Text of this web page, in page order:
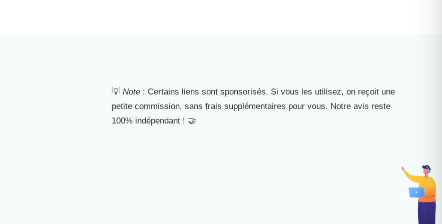
💡 Note : Certains liens sont sponsorisés. Si vous les utilisez, on reçoit une
petite commission, sans frais supplémentaires pour vous. Notre avis reste
100% indépendant ! 🤝